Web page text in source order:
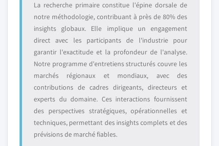
La recherche primaire constitue l'épine dorsale de
notre méthodologie, contribuant à près de 80% des
insights globaux. Elle implique un engagement
direct avec les participants de l'industrie pour
garantir l'exactitude et la profondeur de l'analyse.
Notre programme d'entretiens structurés couvre les
marchés régionaux et mondiaux, avec des
contributions de cadres dirigeants, directeurs et
experts du domaine. Ces interactions fournissent
des perspectives stratégiques, opérationnelles et
techniques, permettant des insights complets et des
prévisions de marché fiables.